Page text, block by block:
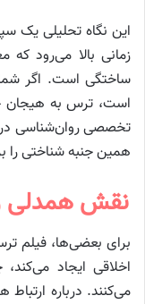
این نگاه تحلیلی یک
زمانی بالا می‌رود
ساختگی است. اگر
است، ترس به هیجان
تخصصی روان‌شناسی
همین جنبه شناختی را
نقش همدلی
برای بعضی‌ها، فیلم
اخلاقی ایجاد
می‌کنند. درباره